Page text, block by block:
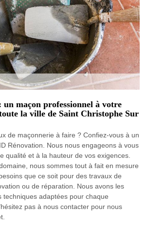
maçon professionnel à votre
la ville de Saint Christophe Sur
de maçonnerie à faire ? Confiez-vous à un
Rénovation. Nous nous engageons à vous
qualité et à la hauteur de vos exigences.
nous sommes tout à fait en mesure
que ce soit pour des travaux de
ou de réparation. Nous avons les
techniques adaptées pour chaque
pas à nous contacter pour nous